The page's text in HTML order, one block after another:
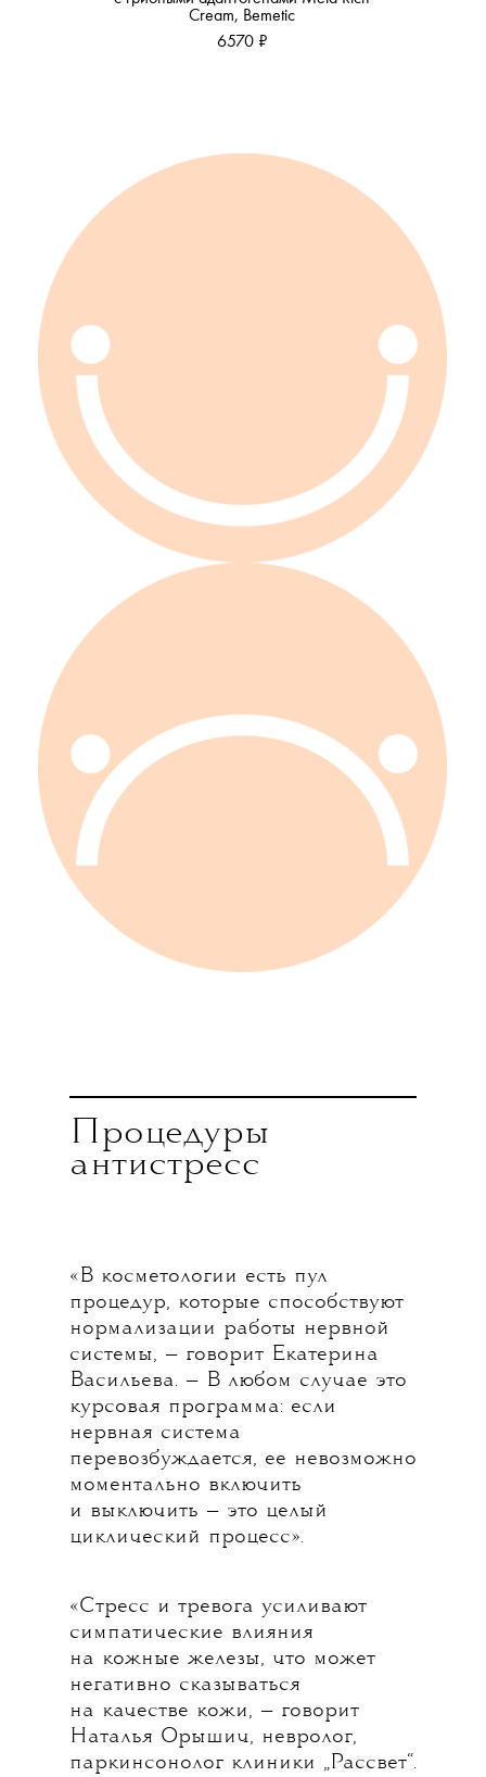
Cream, Bemetic
6570 ₽
Процедуры
антистресс
«В косметологии есть пул
процедур, которые способствуют
нормализации работы нервной
системы, — говорит Екатерина
Васильева. — В любом случае это
курсовая программа: если
нервная система
перевозбуждается, ее невозможно
моментально включить
и выключить — это целый
циклический процесс».
«Стресс и тревога усиливают
симпатические влияния
на кожные железы, что может
негативно сказываться
на качестве кожи, — говорит
Наталья Орышич, невролог,
паркинсонолог клиники „Рассвет“.